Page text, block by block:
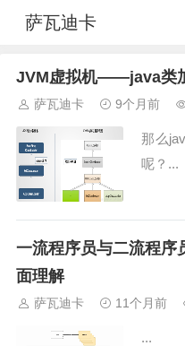
萨瓦迪卡
JVM虚拟机——java类
萨瓦迪卡 9个月前
那么
呢？...
一流程序员与二流程序
面理解
萨瓦迪卡 11个月前
...